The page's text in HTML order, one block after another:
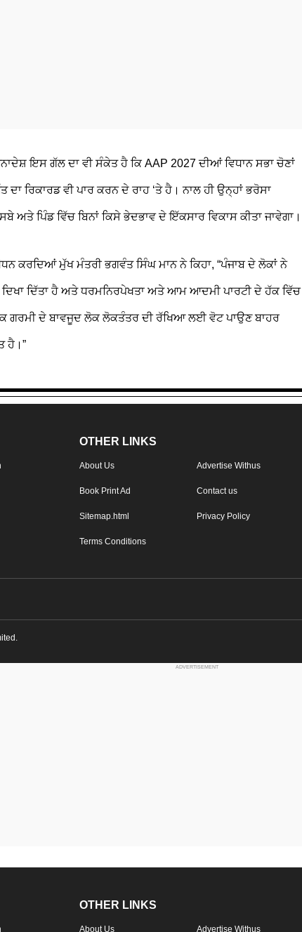
ਇਸ ਗੱਲ ਦਾ ਵੀ ਸੰਕੇਤ ਹੈ ਕਿ AAP 2027 ਦੀਆਂ ਵਿਧਾਨ ਸਭਾ ਚੋਣਾਂ
ਦਾ ਰਿਕਾਰਡ ਵੀ ਪਾਰ ਕਰਨ ਦੇ ਰਾਹ ‘ਤੇ ਹੈ। ਨਾਲ ਹੀ ਉਨ੍ਹਾਂ ਭਰੋਸਾ
ਅਤੇ ਪਿੰਡ ਵਿੱਚ ਬਿਨਾਂ ਕਿਸੇ ਭੇਦਭਾਵ ਦੇ ਇੱਕਸਾਰ ਵਿਕਾਸ ਕੀਤਾ ਜਾਵੇਗਾ।
ਕਰਦਿਆਂ ਮੁੱਖ ਮੰਤਰੀ ਭਗਵੰਤ ਸਿੰਘ ਮਾਨ ਨੇ ਕਿਹਾ, “ਪੰਜਾਬ ਦੇ ਲੋਕਾਂ ਨੇ
ਦਿਖਾ ਦਿੱਤਾ ਹੈ ਅਤੇ ਧਰਮਨਿਰਪੇਖਤਾ ਅਤੇ ਆਮ ਆਦਮੀ ਪਾਰਟੀ ਦੇ ਹੱਕ ਵਿੱਚ
ਗਰਮੀ ਦੇ ਬਾਵਜੂਦ ਲੋਕ ਲੋਕਤੰਤਰ ਦੀ ਰੱਖਿਆ ਲਈ ਵੋਟ ਪਾਉਣ ਬਾਹਰ
ਹੈ।”
OTHER LINKS
About Us Advertise Withus
Book Print Ad Contact us
Sitemap.html Privacy Policy
Terms Conditions
OTHER LINKS
About Us Advertise Withus